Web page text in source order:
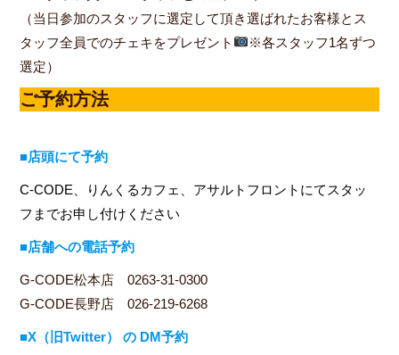
（当日参加のスタッフに選定して頂き選ばれたお客様とス
タッフ全員でのチェキをプレゼント
※各スタッフ1名ずつ
選定）
ご予約方法
■店頭にて予約
C-CODE、りんくるカフェ、アサルトフロントにてスタッ
フまでお申し付けください
■店舗への電話予約
G-CODE松本店 0263-31-0300
G-CODE長野店 026-219-6268
■X（旧Twitter） の DM予約